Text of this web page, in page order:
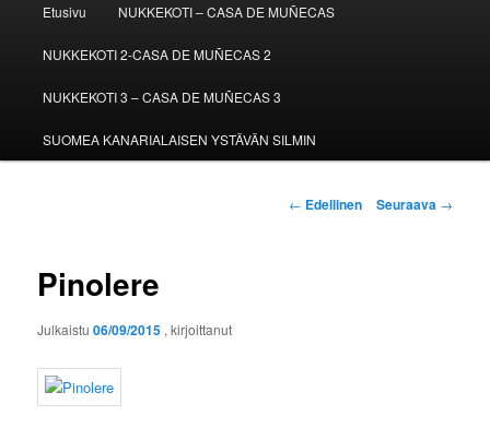
Etusivu NUKKEKOTI – CASA DE MUÑECAS
NUKKEKOTI 2-CASA DE MUÑECAS 2
NUKKEKOTI 3 – CASA DE MUÑECAS 3
SUOMEA KANARIALAISEN YSTÄVÄN SILMIN
Artikkelien
← Edellinen Seuraava →
Pinolere
Julkaistu06/09/2015 , kirjoittanut